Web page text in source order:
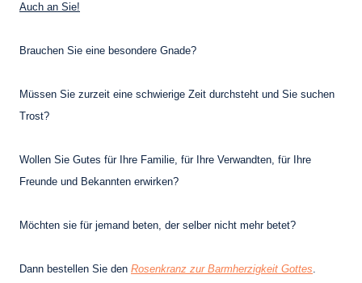
Auch an Sie!
Brauchen Sie eine besondere Gnade?
Müssen Sie zurzeit eine schwierige Zeit durchsteht und Sie suchen
Trost?
Wollen Sie Gutes für Ihre Familie, für Ihre Verwandten, für Ihre
Freunde und Bekannten erwirken?
Möchten sie für jemand beten, der selber nicht mehr betet?
Dann bestellen Sie den Rosenkranz zur Barmherzigkeit Gottes.